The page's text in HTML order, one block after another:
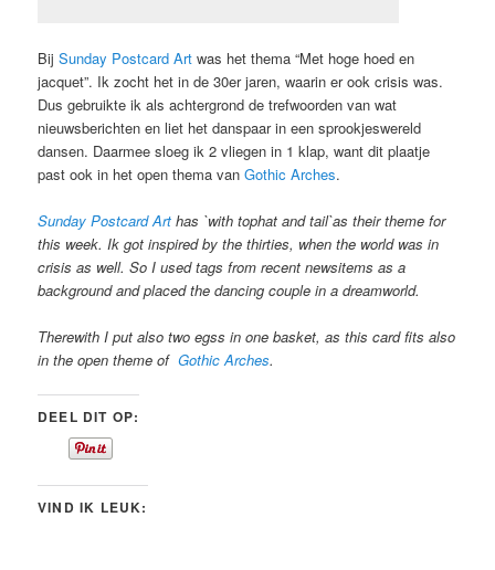
BijSunday Postcard Art was het thema “Met hoge hoed en
jacquet”. Ik zocht het in de 30er jaren, waarin er ook crisis was.
Dus gebruikte ik als achtergrond de trefwoorden van wat
nieuwsberichten en liet het danspaar in een sprookjeswereld
dansen. Daarmee sloeg ik 2 vliegen in 1 klap, want dit plaatje
past ook in het open thema vanGothic Arches.
Sunday Postcard Art has `with tophat and tail`as their theme for
this week. Ik got inspired by the thirties, when the world was in
crisis as well. So I used tags from recent newsitems as a
background and placed the dancing couple in a dreamworld.
Therewith I put also two egss in one basket, as this card fits also
in the open theme ofGothic Arches.
DEEL DIT OP:
VIND IK LEUK: